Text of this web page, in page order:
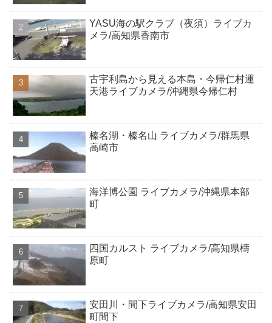
YASU海の駅クラブ（夜須）ライブカ
メラ/高知県香南市
古宇利島から見える本島・今帰仁村運
天港ライブカメラ/沖縄県今帰仁村
榛名湖・榛名山 ライブカメラ/群馬県
高崎市
海洋博公園 ライブカメラ/沖縄県本部
町
四国カルスト ライブカメラ/高知県檮
原町
安田川・間下ライブカメラ/高知県安田
町間下